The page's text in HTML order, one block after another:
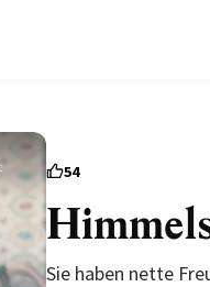
54
Sie haben nette